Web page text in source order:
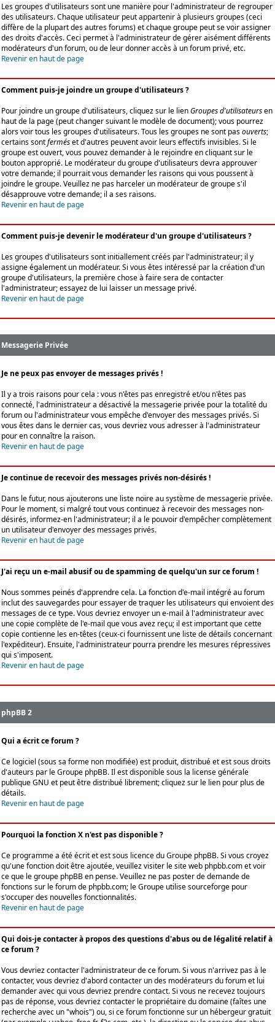
Les groupes d'utilisateurs sont une manière pour l'administrateur de regrouper
des utilisateurs. Chaque utilisateur peut appartenir à plusieurs groupes (ceci
diffère de la plupart des autres forums) et chaque groupe peut se voir assigner
des droits d'accès. Ceci permet à l'administrateur de gérer aisément différents
modérateurs d'un forum, ou de leur donner accès à un forum privé, etc.
Revenir en haut de page
Comment puis-je joindre un groupe d'utilisateurs ?
Pour joindre un groupe d'utilisateurs, cliquez sur le lienGroupes d'utilisateursen
haut de la page (peut changer suivant le modèle de document); vous pourrez
alors voir tous les groupes d'utilisateurs. Tous les groupes ne sont pasouverts;
certains sontferméset d'autres peuvent avoir leurs effectifs invisibles. Si le
groupe est ouvert, vous pouvez demander à le rejoindre en cliquant sur le
bouton approprié. Le modérateur du groupe d'utilisateurs devra approuver
votre demande; il pourrait vous demander les raisons qui vous poussent à
joindre le groupe. Veuillez ne pas harceler un modérateur de groupe s'il
désapprouve votre demande; il a ses raisons.
Revenir en haut de page
Comment puis-je devenir le modérateur d'un groupe d'utilisateurs ?
Les groupes d'utilisateurs sont initiallement créés par l'administrateur; il y
assigne également un modérateur. Si vous êtes intéressé par la création d'un
groupe d'utilisateurs, la première chose à faire sera de contacter
l'administrateur; essayez de lui laisser un message privé.
Revenir en haut de page
Messagerie Privée
Je ne peux pas envoyer de messages privés !
Il y a trois raisons pour cela : vous n'êtes pas enregistré et/ou n'êtes pas
connecté, l'administrateur a désactivé la messagerie privée pour la totalité du
forum ou l'administrateur vous empêche d'envoyer des messages privés. Si
vous êtes dans le dernier cas, vous devriez vous adresser à l'administrateur
pour en connaître la raison.
Revenir en haut de page
Je continue de recevoir des messages privés non-désirés !
Dans le futur, nous ajouterons une liste noire au système de messagerie privée.
Pour le moment, si malgré tout vous continuez à recevoir des messages non-
désirés, informez-en l'administrateur; il a le pouvoir d'empêcher complètement
un utilisateur d'envoyer des messages privés.
Revenir en haut de page
J'ai reçu un e-mail abusif ou de spamming de quelqu'un sur ce forum !
Nous sommes peinés d'apprendre cela. La fonction d'e-mail intégré au forum
inclut des sauvegardes pour essayer de traquer les utilisateurs qui envoient des
messages de ce type. Vous devriez envoyer un e-mail à l'administrateur avec
une copie complète de l'e-mail que vous avez reçu; il est important que cette
copie contienne les en-têtes (ceux-ci fournissent une liste de détails concernant
l'expéditeur). Ensuite, l'administrateur pourra prendre les mesures répressives
qui s'imposent.
Revenir en haut de page
phpBB 2
Qui a écrit ce forum ?
Ce logiciel (sous sa forme non modifiée) est produit, distribué et est sous droits
d'auteurs par leGroupe phpBB. Il est disponible sous la license générale
publique GNU et peut être distribué librement; cliquez sur le lien pour plus de
détails.
Revenir en haut de page
Pourquoi la fonction X n'est pas disponible ?
Ce programme a été écrit et est sous licence du Groupe phpBB. Si vous croyez
qu'une fonction doit être ajoutée, veuillez visiter le site web phpbb.com et voir
ce que le groupe phpBB en pense. Veuillez ne pas poster de demande de
fonctions sur le forum de phpbb.com; le Groupe utilise sourceforge pour
s'occuper des nouvelles fonctionnalités.
Revenir en haut de page
Qui dois-je contacter à propos des questions d'abus ou de légalité relatif à
ce forum ?
Vous devriez contacter l'administrateur de ce forum. Si vous n'arrivez pas à le
contacter, vous devriez d'abord contacter un des modérateurs du forum et lui
demander avec qui vous devriez prendre contact. Si vous ne recevez toujours
pas de réponse, vous devriez contacter le propriétaire du domaine (faîtes une
recherche avec un "whois") ou, si ce forum fonctionne sur un hébergeur gratuit